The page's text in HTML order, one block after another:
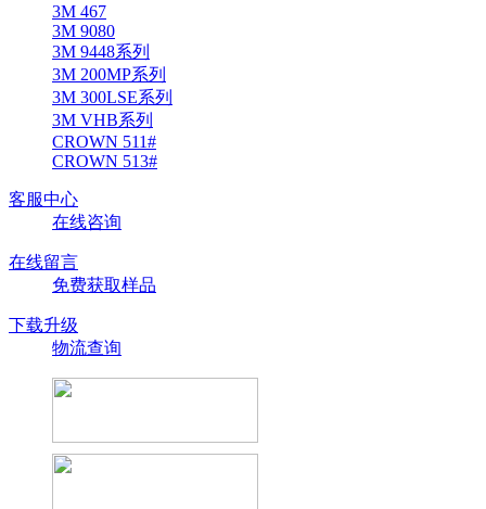
3M 467
3M 9080
3M 9448系列
3M 200MP系列
3M 300LSE系列
3M VHB系列
CROWN 511#
CROWN 513#
客服中心
在线咨询
在线留言
免费获取样品
下载升级
物流查询